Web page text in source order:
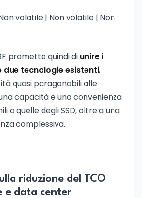
volatile | Non volatile | Non
promette quindi di unire i
due tecnologie esistenti,
quasi paragonabili alle
capacità e una convenienza
a quelle degli SSD, oltre a una
complessiva.
riduzione del TCO
e data center